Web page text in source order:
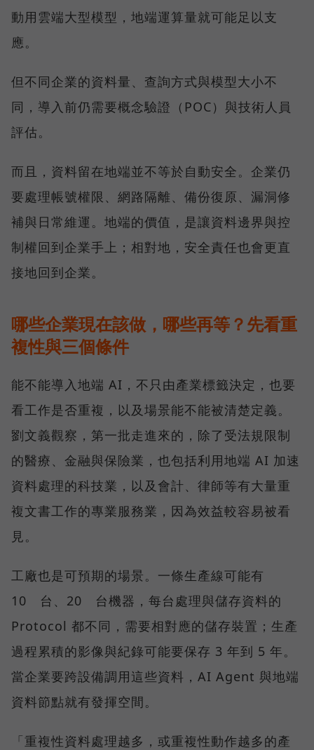
動用雲端大型模型，地端運算量就可能足以支
應。
但不同企業的資料量、查詢方式與模型大小不
同，導入前仍需要概念驗證（POC）與技術人員
評估。
而且，資料留在地端並不等於自動安全。企業仍
要處理帳號權限、網路隔離、備份復原、漏洞修
補與日常維運。地端的價值，是讓資料邊界與控
制權回到企業手上；相對地，安全責任也會更直
接地回到企業。
哪些企業現在該做，哪些再等？先看重
複性與三個條件
能不能導入地端 AI，不只由產業標籤決定，也要
看工作是否重複，以及場景能不能被清楚定義。
劉文義觀察，第一批走進來的，除了受法規限制
的醫療、金融與保險業，也包括利用地端 AI 加速
資料處理的科技業，以及會計、律師等有大量重
複文書工作的專業服務業，因為效益較容易被看
見。
工廠也是可預期的場景。一條生產線可能有
10 台、20 台機器，每台處理與儲存資料的
Protocol 都不同，需要相對應的儲存裝置；生產
過程累積的影像與紀錄可能要保存 3 年到 5 年。
當企業要跨設備調用這些資料，AI Agent 與地端
資料節點就有發揮空間。
「重複性資料處理越多，或重複性動作越多的產